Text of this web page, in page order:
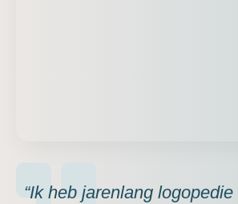
“Ik heb jarenlang